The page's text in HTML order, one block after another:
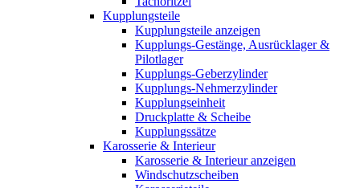
Kupplungsteile
Kupplungsteile anzeigen
Kupplungs-Gestänge, Ausrücklager &
Pilotlager
Kupplungs-Geberzylinder
Kupplungs-Nehmerzylinder
Kupplungseinheit
Druckplatte & Scheibe
Kupplungssätze
Karosserie & Interieur
Karosserie & Interieur anzeigen
Windschutzscheiben